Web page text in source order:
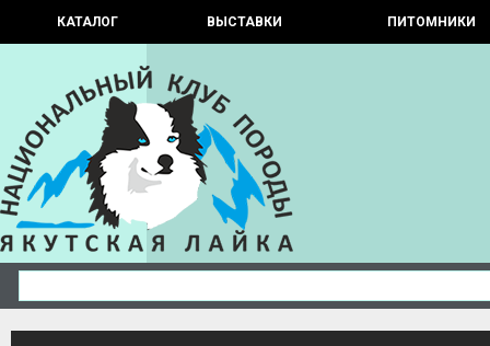
КАТАЛОГ ВЫСТАВКИ ПИТОМНИКИ